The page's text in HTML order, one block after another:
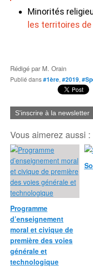
Minorités
les territoires de
Rédigé par M. Orain
Publié dans#1ère, #2019,
S'inscrire à la newsletter
Vous aimerez aussi :
Programme
d’enseignement
moral et civique de
première des voies
générale et
technologique